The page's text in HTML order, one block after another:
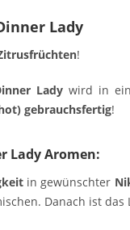
Lady
!
Ladywird in
gebrauchsfertig!
Lady Aromen:
in gewünschter
Danach ist